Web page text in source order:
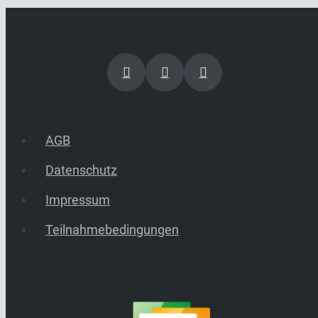
AGB
Datenschutz
Impressum
Teilnahmebedingungen